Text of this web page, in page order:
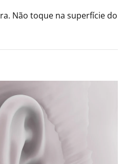
Não toque na superfície do